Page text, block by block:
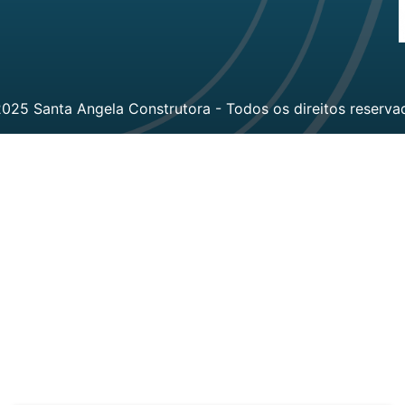
Santa Angela Construtora - Todos os direitos